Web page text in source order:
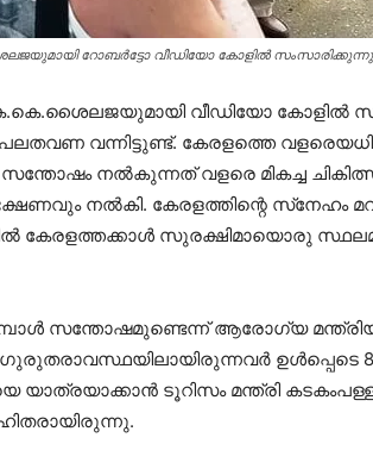
റോബര്‍ട്ടോ വീഡിയോ കോളില്‍ സംസാരിക്കുന്നു
വീഡിയോ കോളില്‍
വന്നിട്ടുണ്ട്. കേരളത്തെ
നല്‍കുന്നത് വളരെ മികച്ച
നല്‍കി. കേരളത്തിന്റെ
സുരക്ഷിമായൊരു
സന്തോഷമുണ്ടെന്ന് ആരോഗ്യ
ഉള്‍പ്പെടെ 8
യാത്രയാക്കാന്‍ ടൂറിസം മന്ത്രി